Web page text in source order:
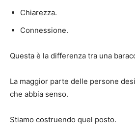
Chiarezza.
Connessione.
Questa è la differenza tra una
La maggior parte delle persone
che abbia senso.
Stiamo costruendo quel posto.